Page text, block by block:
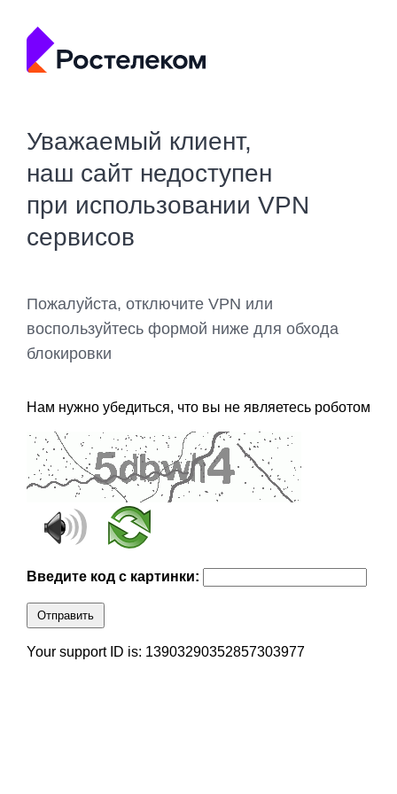
Уважаемый клиент,
наш сайт недоступен
при использовании VPN
сервисов
Пожалуйста, отключите VPN или
воспользуйтесь формой ниже для обхода
блокировки
Нам нужно убедиться, что вы не являетесь роботом
Введите код с картинки:
Отправить
Your support ID is: 13903290352857303977